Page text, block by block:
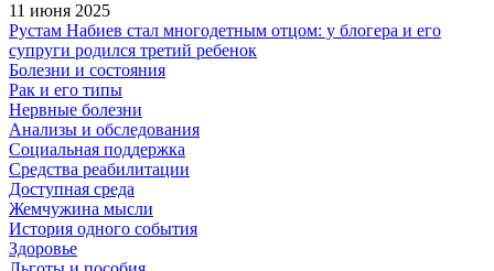
11 июня 2025
Рустам Набиев стал многодетным отцом: у блогера и его
супруги родился третий ребенок
Болезни и состояния
Рак и его типы
Нервные болезни
Анализы и обследования
Социальная поддержка
Средства реабилитации
Доступная среда
Жемчужина мысли
История одного события
Здоровье